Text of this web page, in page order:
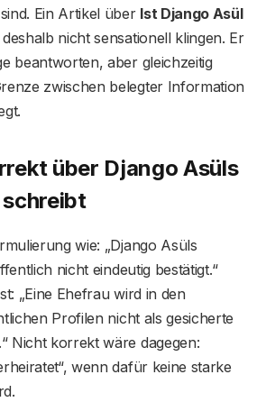
Ein Artikel über Ist Django Asül
nicht sensationell klingen. Er
beantworten, aber gleichzeitig
zwischen belegter Information
über Django Asüls
wie: „Django Asüls
nicht eindeutig bestätigt.“
„Eine Ehefrau wird in den
Profilen nicht als gesicherte
Nicht korrekt wäre dagegen:
wenn dafür keine starke